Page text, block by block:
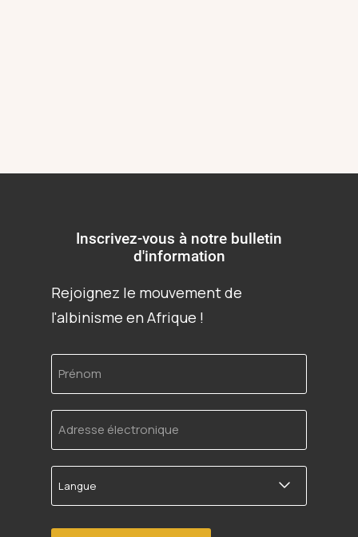
Inscrivez-vous à notre bulletin
d'information
Rejoignez le mouvement de
l'albinisme en Afrique !
Prénom
Adresse
électronique
Langue